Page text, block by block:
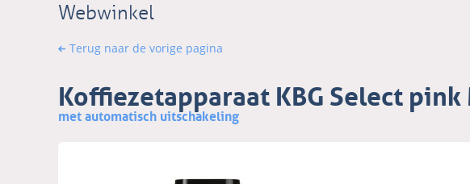
Webwinkel
Terug naar de vorige pagina
Koffiezetapparaat KBG Select
met automatisch uitschakeling